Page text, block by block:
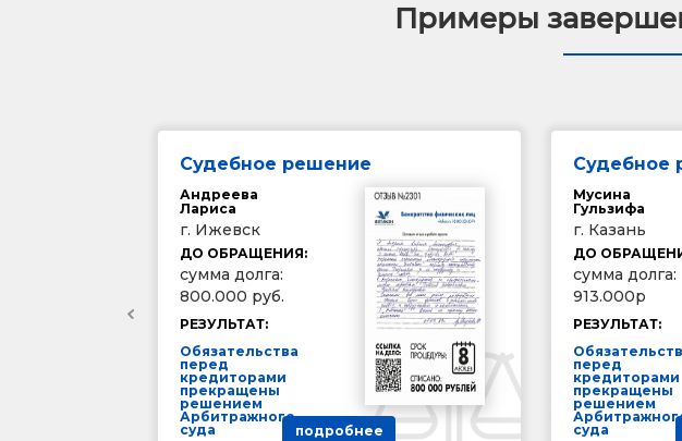
Примеры
Судебное решение
Андреева
Лариса
г. Ижевск
ДО ОБРАЩЕНИЯ:
сумма долга:
800.000 руб.
РЕЗУЛЬТАТ:
Обязательства
перед
кредиторами
прекращены
решением
Арбитражного
суда
подробнее
Судебное
Мусина
Гульзифа
г. Казань
ДО
сумма долга:
913.000р
РЕЗУЛЬТАТ:
перед
кредиторами
прекращены
решением
суда